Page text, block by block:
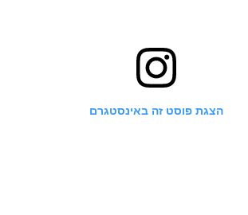
הצגת פוסט זה באינסטגרם